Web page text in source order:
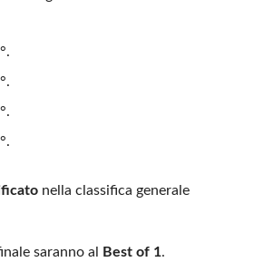
nella classifica generale
saranno al Best of 1.